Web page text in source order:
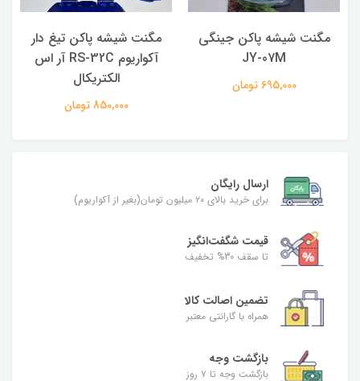
مگنت شیشه پاکن جینگی
JY-07M
695,000 تومان
مگنت شیشه پاکن تیغ دار
آکواریوم RS-32C آر اس
الکتریکال
850,000 تومان
ارسال رایگان
برای خرید بالای ۲۰ میلیون تومان(بغیر از آکواریوم)
قیمت شگفت‌انگیز
تا سقف 30% تخفیف
تضمین اصالت کالا
همراه با گارانتی معتبر
بازگشت وجه
بازگشت وجه تا ۷ روز